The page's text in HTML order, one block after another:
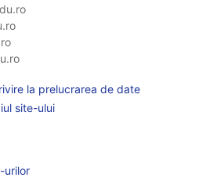
la prelucrarea de date
site-ului
urilor